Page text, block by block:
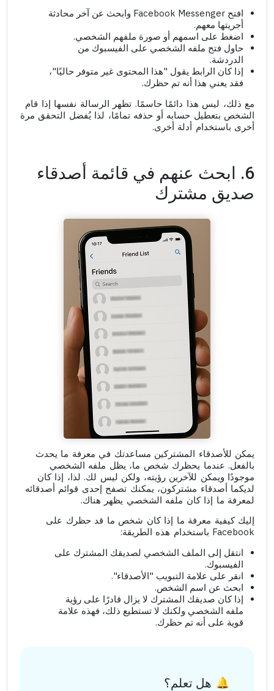
افتح Facebook Messenger وابحث عن آخر محادثة
أجريتها معهم.
اضغط على اسمهم أو صورة ملفهم الشخصي.
حاول فتح ملفه الشخصي على الفيسبوك من
الدردشة.
إذا كان الرابط يقول "هذا المحتوى غير متوفر حاليًا"،
فقد يعني هذا أنه تم حظرك.
مع ذلك، ليس هذا دائمًا حاسمًا. تظهر الرسالة نفسها إذا قام
الشخص بتعطيل حسابه أو حذفه تمامًا، لذا يُفضل التحقق مرة
أخرى باستخدام أدلة أخرى.
6. ابحث عنهم في قائمة أصدقاء
صديق مشترك
يمكن للأصدقاء المشتركين مساعدتك في معرفة ما يحدث
بالفعل. عندما يحظرك شخص ما، يظل ملفه الشخصي
موجودًا ويمكن للآخرين رؤيته، ولكن ليس لك. لذا، إذا كان
لديكما أصدقاء مشتركون، يمكنك تصفح إحدى قوائم أصدقائه
لمعرفة ما إذا كان ملفه الشخصي يظهر هناك.
إليك كيفية معرفة ما إذا كان شخص ما قد حظرك على
Facebook باستخدام هذه الطريقة:
انتقل إلى الملف الشخصي لصديقك المشترك على
الفيسبوك.
انقر على علامة التبويب "الأصدقاء".
ابحث عن اسم الشخص.
إذا كان صديقك المشترك لا يزال قادرًا على رؤية
ملفه الشخصي ولكنك لا تستطيع ذلك، فهذه علامة
قوية على أنه تم حظرك.
هل تعلم؟